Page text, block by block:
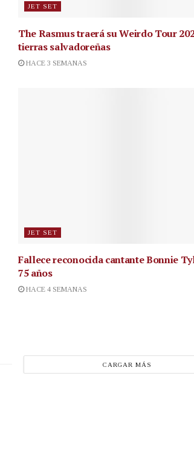
JET SET
The Rasmus traerá su Weirdo Tour
tierras salvadoreñas
HACE 3 SEMANAS
JET SET
Fallece reconocida cantanteBonnie
75 años
HACE 4 SEMANAS
CARGAR MÁS